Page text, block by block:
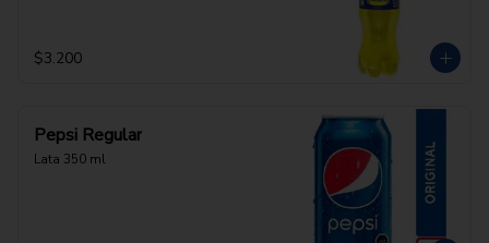
$3.200
Pepsi Regular
Lata 350 ml